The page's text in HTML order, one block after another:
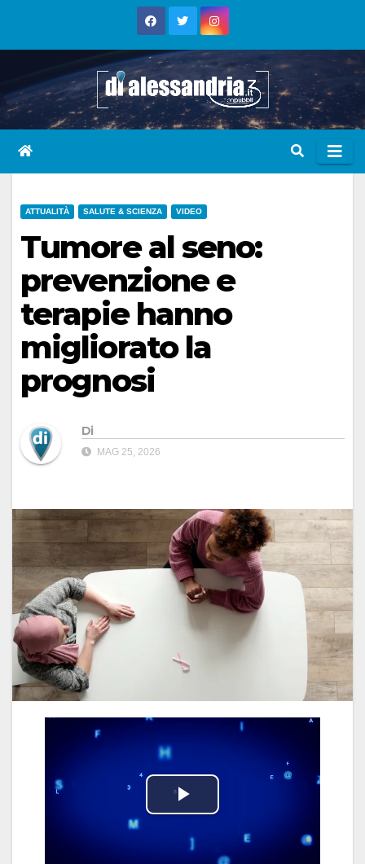
ATTUALITÀ SALUTE & SCIENZA VIDEO
Tumore al seno:
prevenzione e
terapie hanno
migliorato la
prognosi
Di
MAG 25, 2026
P
l